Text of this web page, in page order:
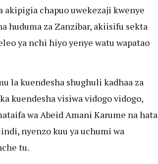
akipigia chapuo uwekezaji kwenye
huduma za Zanzibar, akiisifu sekta
ya nchi hiyo yenye watu wapatao
la kuendesha shughuli kadhaa za
kuendesha visiwa vidogo vidogo,
wa Abeid Amani Karume na hata
nyenzo kuu ya uchumi wa
tu.